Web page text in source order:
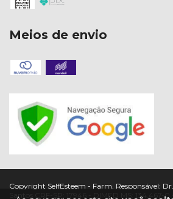
Meios de envio
Copyright SelfEsteem - Farm. Responsável:
Santos CRF-SP: 17946 - DIMED MS: 134.467-